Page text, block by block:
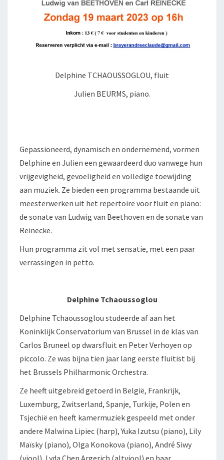
Delphine TCHAOUSSOGLOU, fluit
Julien BEURMS, piano.
Gepassioneerd, dynamisch en ondernemend, vormen
Delphine en Julien een gewaardeerd duo vanwege hun
vrijgevigheid, gevoeligheid en volledige toewijding
aan muziek. Ze bieden een programma bestaande uit
meesterwerken uit het repertoire voor fluit en piano:
de sonate van Ludwig van Beethoven en de sonate van
Reinecke.
Hun programma zit vol met sensatie, met een paar
verrassingen in petto.
Delphine Tchaoussoglou
Delphine Tchaoussoglou studeerde af aan het
Koninklijk Conservatorium van Brussel in de klas van
Carlos Bruneel op dwarsfluit en Peter Verhoyen op
piccolo. Ze was bijna tien jaar lang eerste fluitist bij
het Brussels Philharmonic Orchestra.
Ze heeft uitgebreid getoerd in België, Frankrijk,
Luxemburg, Zwitserland, Spanje, Turkije, Polen en
Tsjechië en heeft kamermuziek gespeeld met onder
andere Malwina Lipiec (harp), Yuka Izutsu (piano), Lily
Maïsky (piano), Olga Konokova (piano), André Siwy